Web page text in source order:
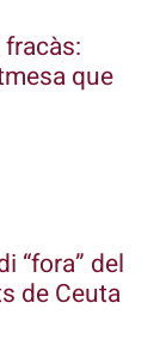
que
“fora” del
de Ceuta